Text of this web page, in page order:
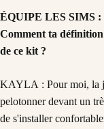
ÉQUIPE LES SIMS :
Comment ta
de ce kit ?
KAYLA : Pour moi, la
pelotonner devant un
de s'installer